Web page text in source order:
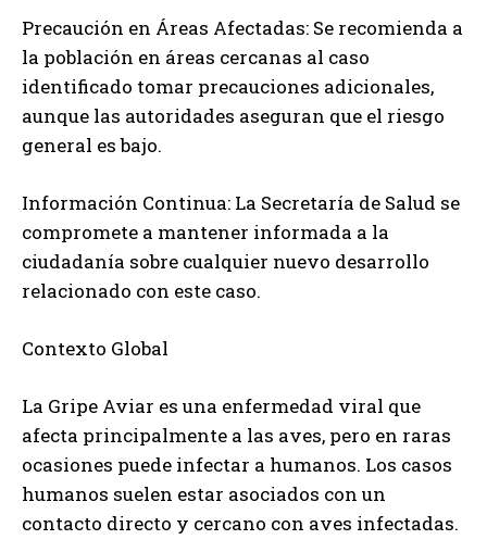
Precaución en Áreas Afectadas: Se recomienda a
la población en áreas cercanas al caso
identificado tomar precauciones adicionales,
aunque las autoridades aseguran que el riesgo
general es bajo.
Información Continua: La Secretaría de Salud se
compromete a mantener informada a la
ciudadanía sobre cualquier nuevo desarrollo
relacionado con este caso.
Contexto Global
La Gripe Aviar es una enfermedad viral que
afecta principalmente a las aves, pero en raras
ocasiones puede infectar a humanos. Los casos
humanos suelen estar asociados con un
contacto directo y cercano con aves infectadas.